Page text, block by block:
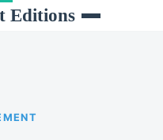
Editions